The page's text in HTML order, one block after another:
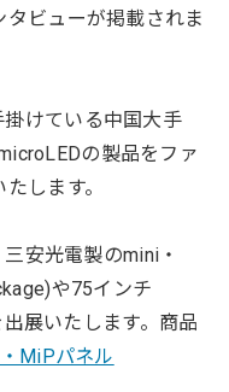
ビューが掲載されま
けている中国大手
の製品をファ
します。
安光電製のmini・
や75インチ
展いたします。商品
MiPパネル